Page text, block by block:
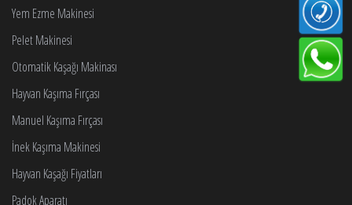
Yem Ezme Makinesi
Pelet Makinesi
Otomatik Kaşağı Makinası
Hayvan Kaşıma Fırçası
Manuel Kaşıma Fırçası
İnek Kaşıma Makinesi
Hayvan Kaşağı Fiyatları
Padok Aparatı